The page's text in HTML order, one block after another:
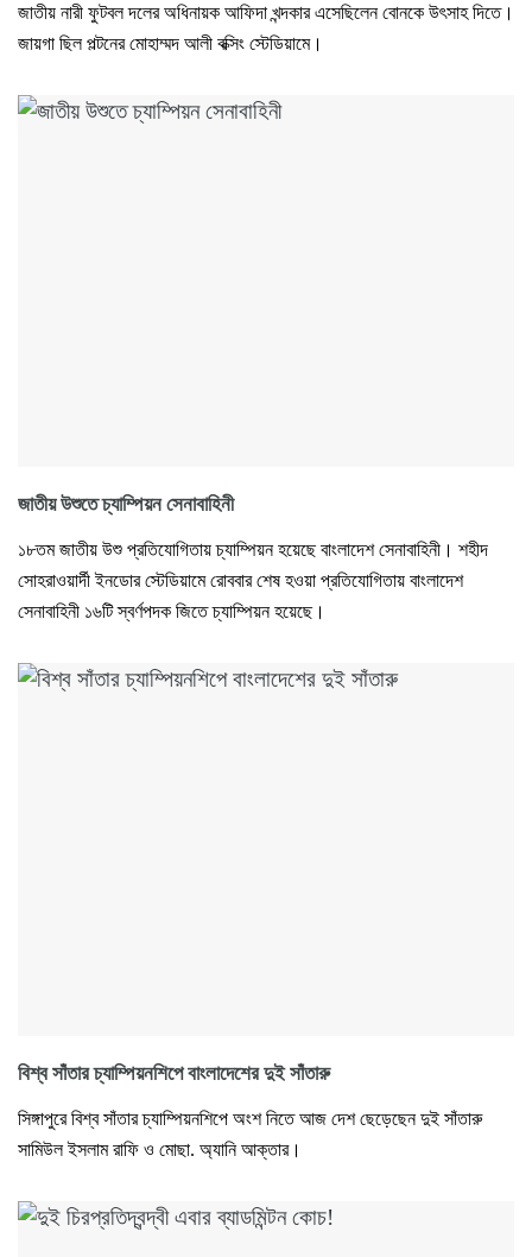
জাতীয় নারী ফুটবল দলের অধিনায়ক আফিদা খন্দকার এসেছিলেন বোনকে উৎসাহ দিতে।
জায়গা ছিল পল্টনের মোহাম্মদ আলী বক্সিং স্টেডিয়ামে।
জাতীয় উশুতে চ্যাম্পিয়ন সেনাবাহিনী
১৮তম জাতীয় উশু প্রতিযোগিতায় চ্যাম্পিয়ন হয়েছে বাংলাদেশ সেনাবাহিনী। শহীদ
সোহরাওয়ার্দী ইনডোর স্টেডিয়ামে রোববার শেষ হওয়া প্রতিযোগিতায় বাংলাদেশ
সেনাবাহিনী ১৬টি স্বর্ণপদক জিতে চ্যাম্পিয়ন হয়েছে।
বিশ্ব সাঁতার চ্যাম্পিয়নশিপে বাংলাদেশের দুই সাঁতারু
সিঙ্গাপুরে বিশ্ব সাঁতার চ্যাম্পিয়নশিপে অংশ নিতে আজ দেশ ছেড়েছেন দুই সাঁতারু
সামিউল ইসলাম রাফি ও মোছা. অ্যানি আক্তার।